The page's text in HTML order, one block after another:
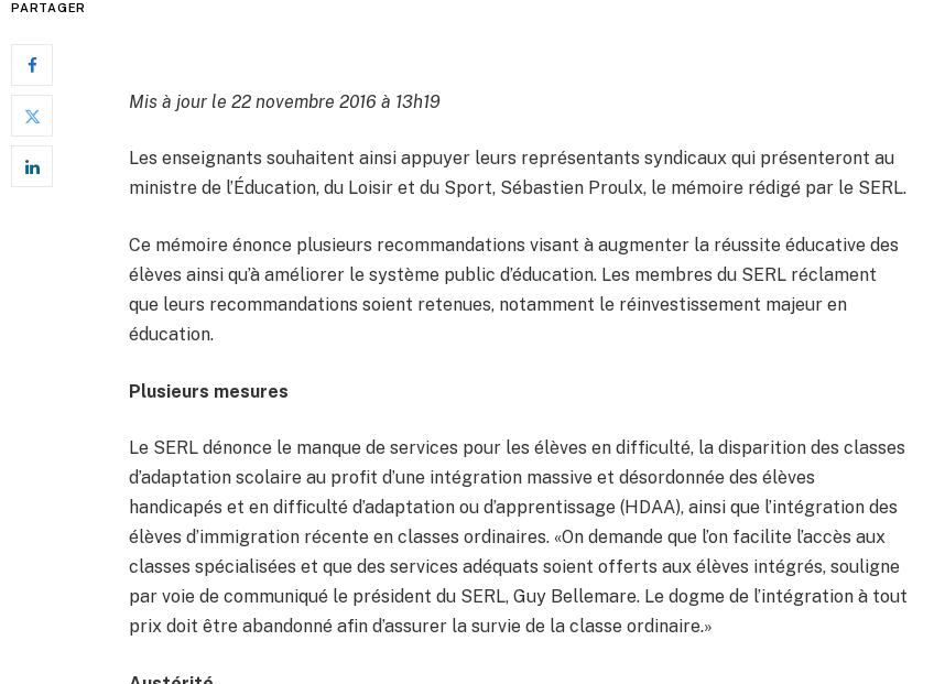
PARTAGER
Mis à jour le 22 novembre 2016 à 13h19
Les enseignants souhaitent ainsi appuyer leurs représentants syndicaux qui présenteront au
ministre de l’Éducation, du Loisir et du Sport, Sébastien Proulx, le mémoire rédigé par le SERL.
Ce mémoire énonce plusieurs recommandations visant à augmenter la réussite éducative des
élèves ainsi qu’à améliorer le système public d’éducation. Les membres du SERL réclament
que leurs recommandations soient retenues, notamment le réinvestissement majeur en
éducation.
Plusieurs mesures
Le SERL dénonce le manque de services pour les élèves en difficulté, la disparition des classes
d’adaptation scolaire au profit d’une intégration massive et désordonnée des élèves
handicapés et en difficulté d’adaptation ou d’apprentissage (HDAA), ainsi que l’intégration des
élèves d’immigration récente en classes ordinaires. «On demande que l’on facilite l’accès aux
classes spécialisées et que des services adéquats soient offerts aux élèves intégrés, souligne
par voie de communiqué le président du SERL, Guy Bellemare. Le dogme de l’intégration à tout
prix doit être abandonné afin d’assurer la survie de la classe ordinaire.»